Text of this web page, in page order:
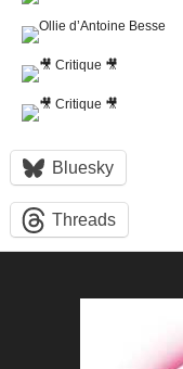
Bluesky
Threads